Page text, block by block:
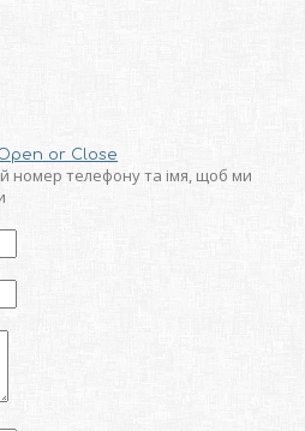
or Close
номер телефону та iмя, щоб ми